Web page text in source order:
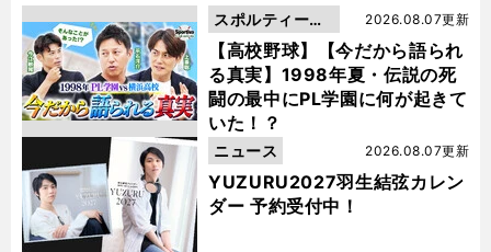
【高校野球】【今だから語られ
る真実】1998年夏・伝説の死
闘の最中にPL学園に何が起きて
いた！？
2026.08.07更新
スポルティーバ
動画
YUZURU2027羽生結弦カレン
ダー 予約受付中！
2026.08.07更新
ニュース